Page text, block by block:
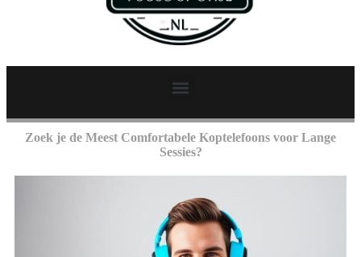
Zoek je de Meest Comfortabele Koptelefoons voor Lange
Sessies?